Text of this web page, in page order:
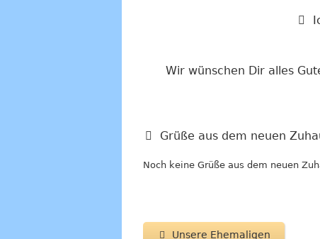
Wir wünschen Dir alles
Grüße aus dem neuen
Noch keine Grüße aus dem neuen
Unsere Ehemaligen